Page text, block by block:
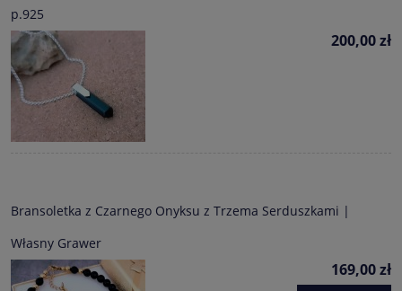
p.925
200,00 zł
Bransoletka z Czarnego Onyksu z Trzema Serduszkami |
Własny Grawer
169,00 zł